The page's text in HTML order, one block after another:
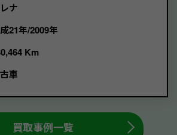
ナ
21年/2009年
Km
車
買取事例一覧